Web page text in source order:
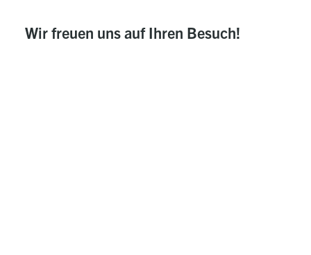
Wir freuen uns auf Ihren Besuch!